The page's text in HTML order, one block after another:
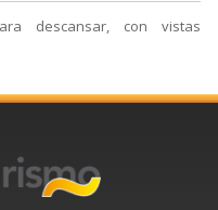
descansar, con vistas